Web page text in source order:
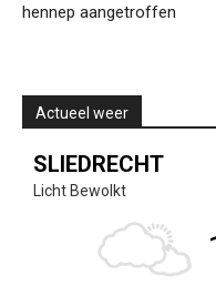
hennep aangetroffen
Actueel weer
SLIEDRECHT
Licht Bewolkt